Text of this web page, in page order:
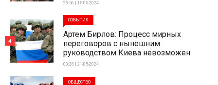
23:56 | 15-05-2024
СОБЫТИЯ
Артем Бирлов: Процесс мирных
переговоров с нынешним
руководством Киева невозможен
00:28 | 21-05-2024
4
ОБЩЕСТВО